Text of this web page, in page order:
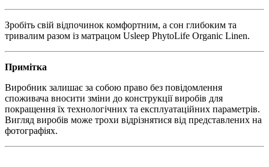
Зробіть свій відпочинок комфортним, а сон глибоким та
тривалим разом із матрацом Usleep PhytoLife Organic Linen.
Примітка
Виробник залишає за собою право без повідомлення
споживача вносити зміни до конструкції виробів для
покращення їх технологічних та експлуатаційних параметрів.
Вигляд виробів може трохи відрізнятися від представлених на
фотографіях.